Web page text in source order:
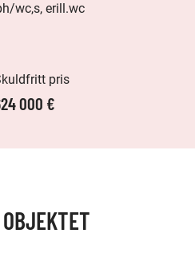
wc,s, erill.wc
pris
000 €